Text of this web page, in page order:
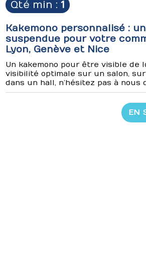
Qté min :1
Kakemono personnalisé :
suspendue pour votre
Lyon, Genève et Nice
Un kakemono pour être visible de
visibilité optimale sur un salon,
dans un hall, n’hésitez pas à nous
EN